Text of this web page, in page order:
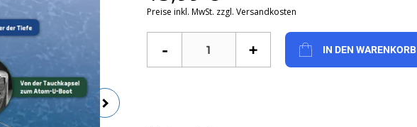
Preise inkl. MwSt. zzgl. Versandkosten
- + IN DEN WARENKORB